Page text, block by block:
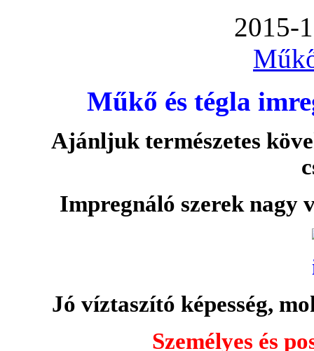
2015-
Műkő és tégla
Ajánljuk természetes
Impregnáló szerek
Jó víztaszító képesség,
Személyes és